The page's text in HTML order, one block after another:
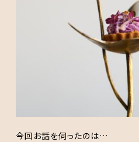
今回お話を伺ったのは…